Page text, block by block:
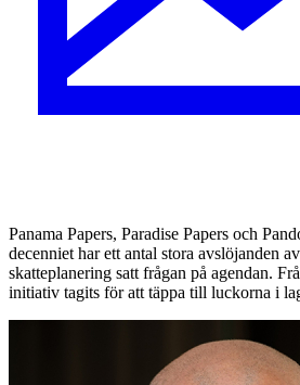
Panama Papers, Paradise Papers och
decenniet har ett antal stora avslöjanden
skatteplanering satt frågan på agendan.
initiativ tagits för att täppa till luckorna i